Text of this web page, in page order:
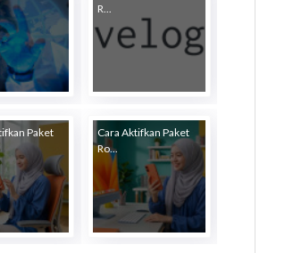
R...
Paket
Cara Aktifkan Paket
Ro...